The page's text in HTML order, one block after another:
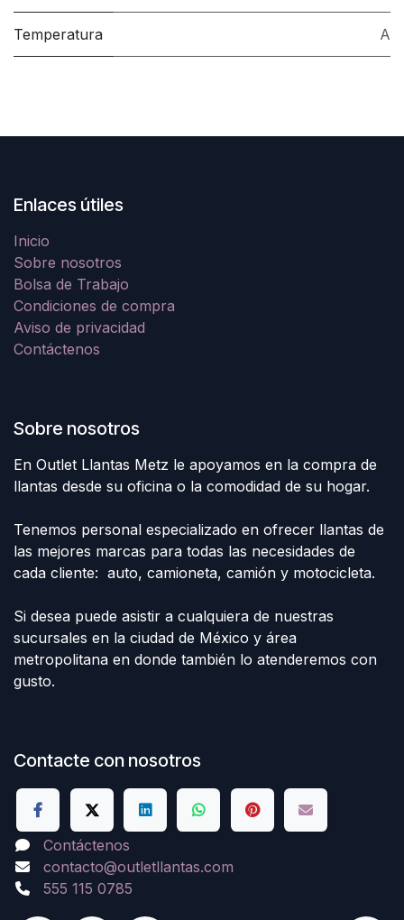
Temperatura A
Enlaces útiles
Inicio
Sobre nosotros
Bolsa de Trabajo
Condiciones de compra
Aviso de privacidad
Contáctenos
Sobre nosotros
En Outlet Llantas Metz le apoyamos en la compra de
llantas desde su oficina o la comodidad de su hogar.
Tenemos personal especializado en ofrecer llantas de
las mejores marcas para todas las necesidades de
cada cliente: auto, camioneta, camión y motocicleta.
Si desea puede asistir a cualquiera de nuestras
sucursales en la ciudad de México y área
metropolitana en donde también lo atenderemos con
gusto.
Contacte con nosotros
Contáctenos
contacto@outletllantas.com
555 115 0785